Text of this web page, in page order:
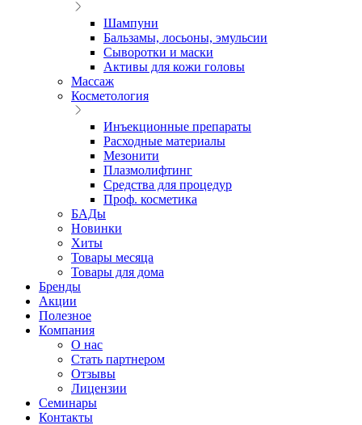
Шампуни
Бальзамы, лосьоны, эмульсии
Сыворотки и маски
Активы для кожи головы
Массаж
Косметология
Инъекционные препараты
Расходные материалы
Мезонити
Плазмолифтинг
Средства для процедур
Проф. косметика
БАДы
Новинки
Хиты
Товары месяца
Товары для дома
Бренды
Акции
Полезное
Компания
О нас
Стать партнером
Отзывы
Лицензии
Семинары
Контакты